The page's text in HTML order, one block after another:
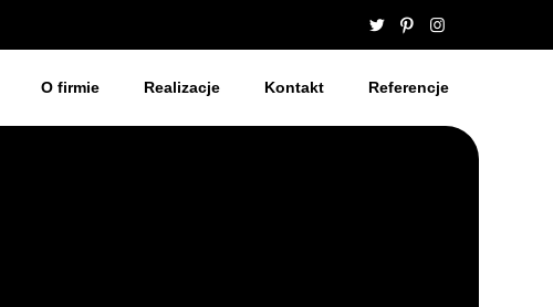
O firmie Realizacje Kontakt Referencje